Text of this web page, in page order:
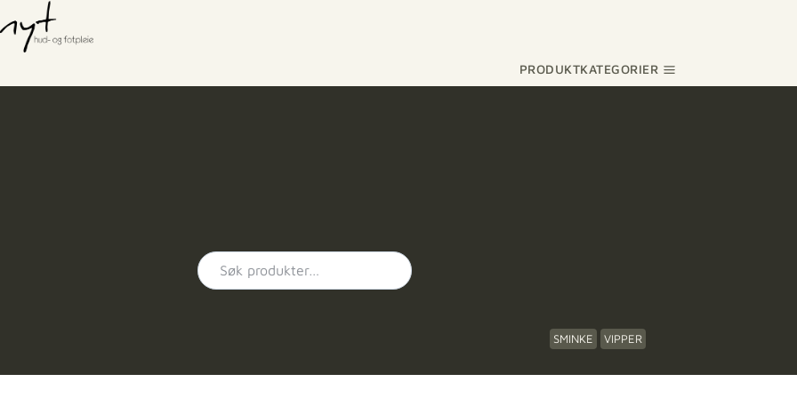
PRODUKTKATEGORIER
SMINKE VIPPER